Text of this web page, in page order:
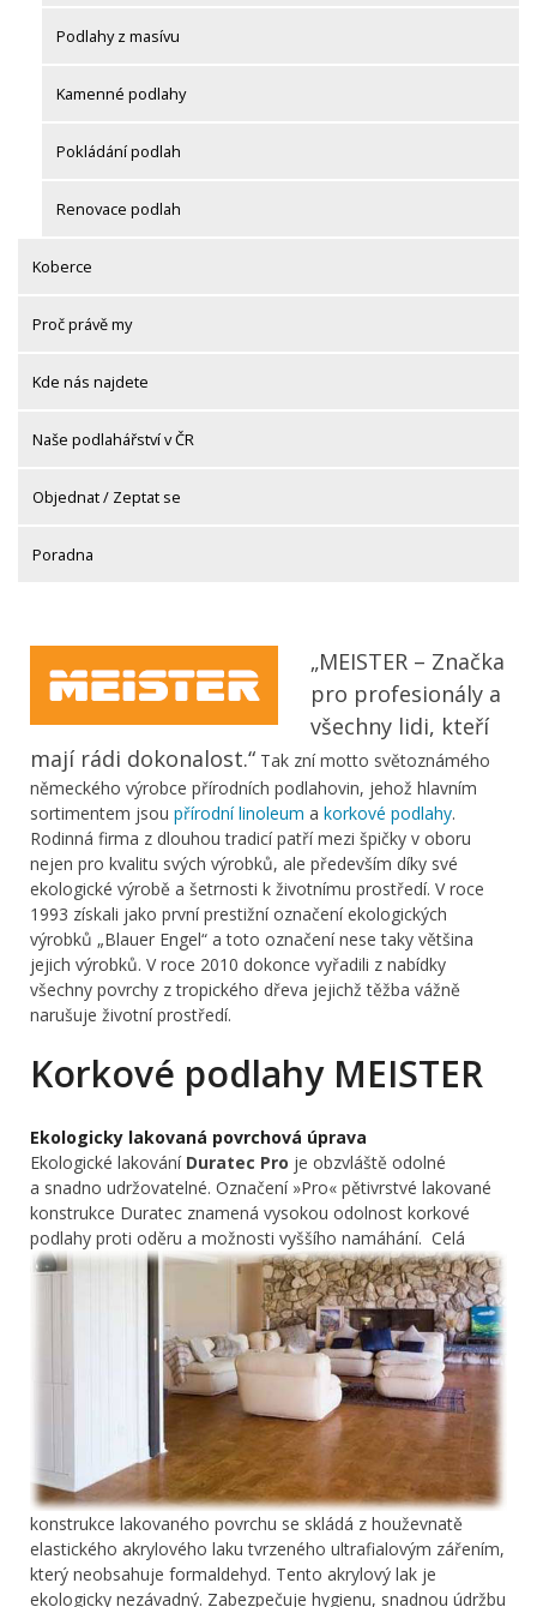
Podlahy z masívu
Kamenné podlahy
Pokládání podlah
Renovace podlah
Koberce
Proč právě my
Kde nás najdete
Naše podlahářství v ČR
Objednat / Zeptat se
Poradna
„MEISTER – Značka
pro profesionály a
všechny lidi, kteří
mají rádi dokonalost.“ Tak zní motto světoznámého
německého výrobce přírodních podlahovin, jehož hlavním
sortimentem jsou přírodní linoleum a korkové podlahy.
Rodinná firma z dlouhou tradicí patří mezi špičky v oboru
nejen pro kvalitu svých výrobků, ale především díky své
ekologické výrobě a šetrnosti k životnímu prostředí. V roce
1993 získali jako první prestižní označení ekologických
výrobků „Blauer Engel“ a toto označení nese taky většina
jejich výrobků. V roce 2010 dokonce vyřadili z nabídky
všechny povrchy z tropického dřeva jejichž těžba vážně
narušuje životní prostředí.
Korkové podlahy MEISTER
Ekologicky lakovaná povrchová úprava
Ekologické lakování Duratec Pro je obzvláště odolné
a snadno udržovatelné. Označení »Pro« pětivrstvé lakované
konstrukce Duratec znamená vysokou odolnost korkové
podlahy proti oděru a možnosti vyššího namáhání. Celá
konstrukce lakovaného povrchu se skládá z houževnatě
elastického akrylového laku tvrzeného ultrafialovým zářením,
který neobsahuje formaldehyd. Tento akrylový lak je
ekologicky nezávadný. Zabezpečuje hygienu, snadnou údržbu